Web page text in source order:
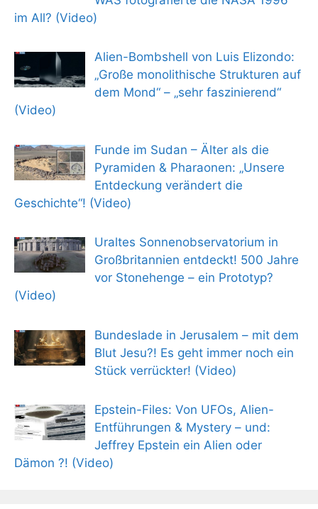
im All? (Video)
Alien-Bombshell von Luis Elizondo:
„Große monolithische Strukturen auf
dem Mond“ – „sehr faszinierend“
(Video)
Funde im Sudan – Älter als die
Pyramiden & Pharaonen: „Unsere
Entdeckung verändert die
Geschichte“! (Video)
Uraltes Sonnenobservatorium in
Großbritannien entdeckt! 500 Jahre
vor Stonehenge – ein Prototyp?
(Video)
Bundeslade in Jerusalem – mit dem
Blut Jesu?! Es geht immer noch ein
Stück verrückter! (Video)
Epstein-Files: Von UFOs, Alien-
Entführungen & Mystery – und:
Jeffrey Epstein ein Alien oder
Dämon ?! (Video)